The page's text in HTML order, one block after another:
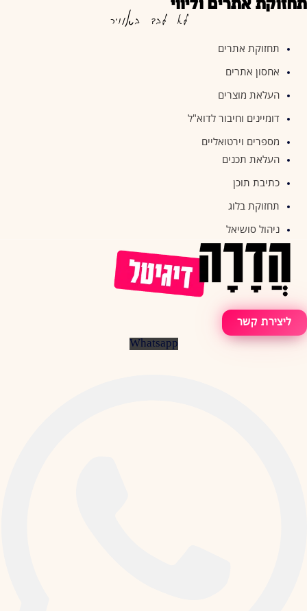
תחזוקת אתרים וליווי
לא לבד באוויר
תחזוקת אתרים
אחסון אתרים
העלאת מוצרים
דומיינים וחיבור לדוא"ל
מספרים וירטואליים
העלאת תכנים
כתיבת תוכן
תחזוקת בלוג
ניהול סושיאל
ליצירת קשר
Whatsapp